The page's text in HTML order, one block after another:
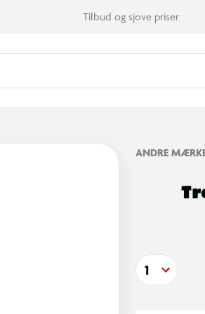
Tilbud og sjove priser
ANDRE
1